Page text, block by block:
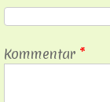
Kommentar *